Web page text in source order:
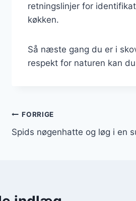
retningslinjer for
køkken.
Så næste gang du er i
respekt for naturen kan
Indlægsnavigation
FORRIGE
Spids nøgenhatte og løg i en